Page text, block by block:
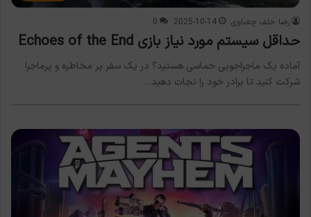
رضا خلف چعباوی 2025-10-14
0
حداقل سیستم مورد نیاز بازی Echoes of the End
آماده یک ماجراجویی حماسی هستید؟ در یک سفر پر مخاطره و پرماجرا
شرکت کنید تا برادر خود را نجات دهید…